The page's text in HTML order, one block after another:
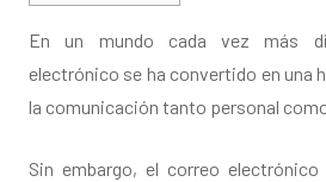
En un mundo cada vez más
electrónico se ha convertido en una
la comunicación tanto personal
Sin embargo, el correo